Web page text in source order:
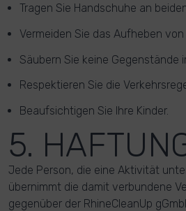
Tragen Sie Handschuhe an
Vermeiden Sie das Aufheben
Säubern Sie keine Gegenstände
Respektieren Sie die
Beaufsichtigen Sie Ihre Kinder.
5.
Jede Person, die eine Aktivität
übernimmt die damit verbundene
gegenüber der RhineCleanUp